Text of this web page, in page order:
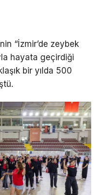
“İzmir’de zeybek
hayata geçirdiği
bir yılda 500